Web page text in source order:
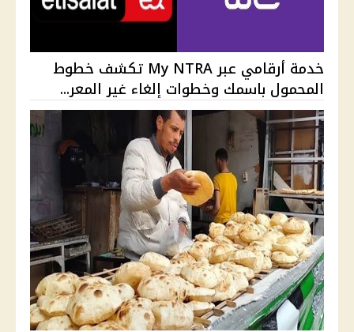
خدمة أرقامي عبر My NTRA تكشف خطوط
المحمول باسمك وخطوات إلغاء غير المعر...